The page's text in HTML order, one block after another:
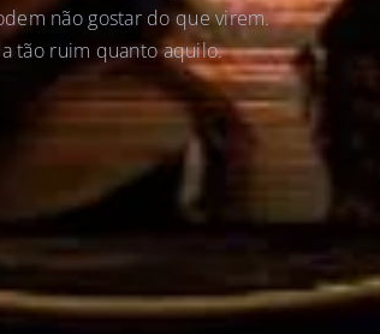
não gostar do que virem.
tão ruim quanto aquilo.